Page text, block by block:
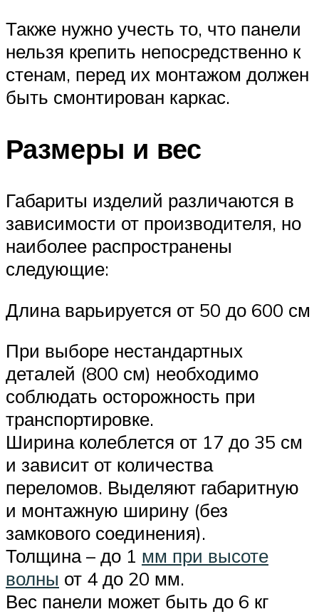
Также нужно учесть то, что панели
нельзя крепить непосредственно к
стенам, перед их монтажом должен
быть смонтирован каркас.
Размеры и вес
Габариты изделий различаются в
зависимости от производителя, но
наиболее распространены
следующие:
Длина варьируется от 50 до 600 см
При выборе нестандартных
деталей (800 см) необходимо
соблюдать осторожность при
транспортировке.
Ширина колеблется от 17 до 35 см
и зависит от количества
переломов. Выделяют габаритную
и монтажную ширину (без
замкового соединения).
Толщина – до 1 мм при высоте
волны от 4 до 20 мм.
Вес панели может быть до 6 кг